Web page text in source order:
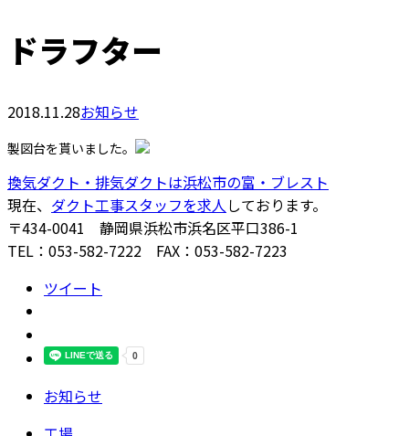
ドラフター
2018.11.28お知らせ
製図台を貰いました。
換気ダクト・排気ダクトは浜松市の富・ブレスト
現在、 ダクト工事スタッフを求人しております。
〒434-0041 静岡県浜松市浜名区平口386-1
TEL：053-582-7222 FAX：053-582-7223
ツイート
お知らせ